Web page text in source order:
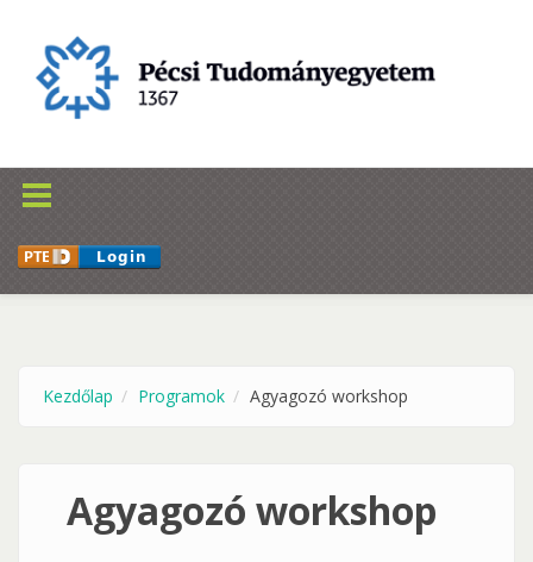
Kezdőlap Programok Agyagozó workshop
Agyagozó workshop